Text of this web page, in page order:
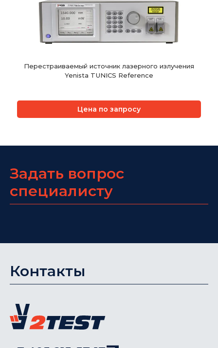
Перестраиваемый источник лазерного излучения
Yenista TUNICS Reference
Цена по запросу
Задать вопрос
специалисту
Контакты